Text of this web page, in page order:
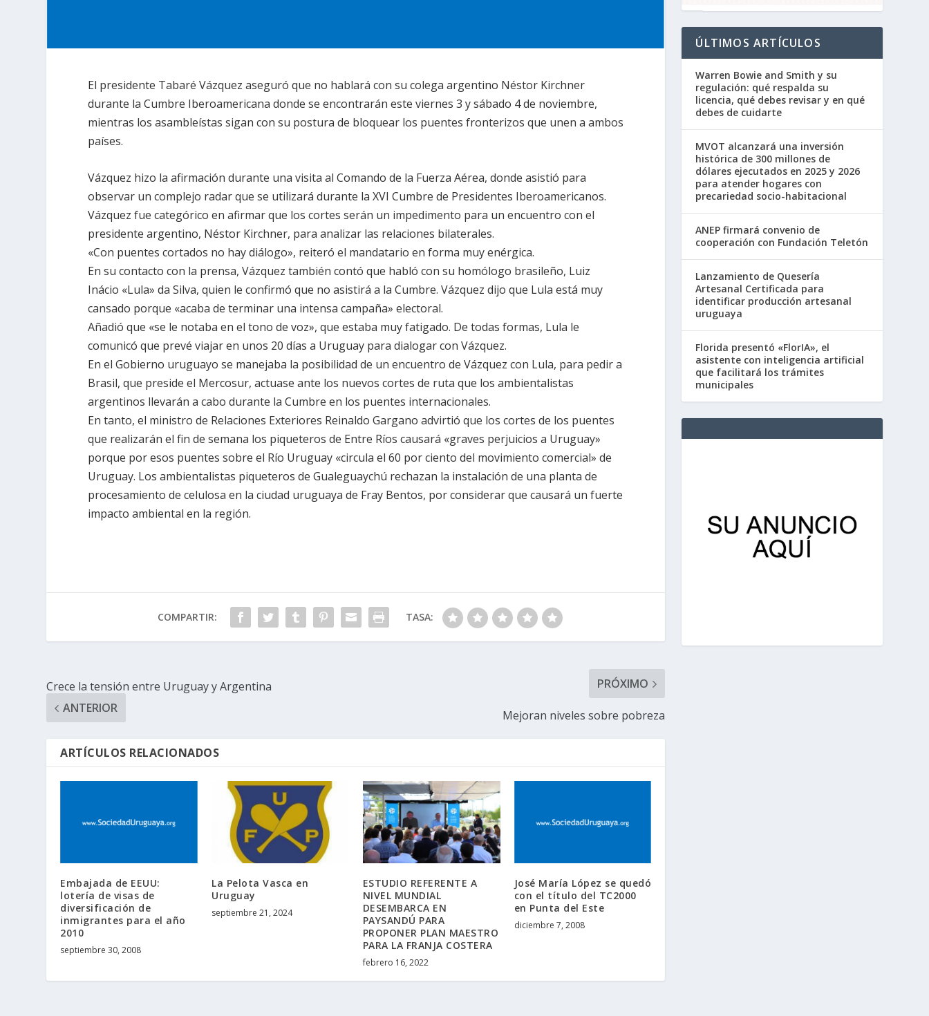
El presidente Tabaré Vázquez aseguró que no hablará con su colega argentino Néstor Kirchner
durante la Cumbre Iberoamericana donde se encontrarán este viernes 3 y sábado 4 de noviembre,
mientras los asambleístas sigan con su postura de bloquear los puentes fronterizos que unen a ambos
países.
Vázquez hizo la afirmación durante una visita al Comando de la Fuerza Aérea, donde asistió para
observar un complejo radar que se utilizará durante la XVI Cumbre de Presidentes Iberoamericanos.
Vázquez fue categórico en afirmar que los cortes serán un impedimento para un encuentro con el
presidente argentino, Néstor Kirchner, para analizar las relaciones bilaterales.
«Con puentes cortados no hay diálogo», reiteró el mandatario en forma muy enérgica.
En su contacto con la prensa, Vázquez también contó que habló con su homólogo brasileño, Luiz
Inácio «Lula» da Silva, quien le confirmó que no asistirá a la Cumbre. Vázquez dijo que Lula está muy
cansado porque «acaba de terminar una intensa campaña» electoral.
Añadió que «se le notaba en el tono de voz», que estaba muy fatigado. De todas formas, Lula le
comunicó que prevé viajar en unos 20 días a Uruguay para dialogar con Vázquez.
En el Gobierno uruguayo se manejaba la posibilidad de un encuentro de Vázquez con Lula, para pedir a
Brasil, que preside el Mercosur, actuase ante los nuevos cortes de ruta que los ambientalistas
argentinos llevarán a cabo durante la Cumbre en los puentes internacionales.
En tanto, el ministro de Relaciones Exteriores Reinaldo Gargano advirtió que los cortes de los puentes
que realizarán el fin de semana los piqueteros de Entre Ríos causará «graves perjuicios a Uruguay»
porque por esos puentes sobre el Río Uruguay «circula el 60 por ciento del movimiento comercial» de
Uruguay. Los ambientalistas piqueteros de Gualeguaychú rechazan la instalación de una planta de
procesamiento de celulosa en la ciudad uruguaya de Fray Bentos, por considerar que causará un fuerte
impacto ambiental en la región.
COMPARTIR: TASA:
Crece la tensión entre Uruguay y Argentina
ANTERIOR
PRÓXIMO
Mejoran niveles sobre pobreza
ARTÍCULOS RELACIONADOS
Embajada de EEUU:
lotería de visas de
diversificación de
inmigrantes para el año
2010
septiembre 30, 2008
La Pelota Vasca en
Uruguay
septiembre 21, 2024
ESTUDIO REFERENTE A
NIVEL MUNDIAL
DESEMBARCA EN
PAYSANDÚ PARA
PROPONER PLAN MAESTRO
PARA LA FRANJA COSTERA
febrero 16, 2022
José María López se quedó
con el título del TC2000
en Punta del Este
diciembre 7, 2008
ÚLTIMOS ARTÍCULOS
Warren Bowie and Smith y su
regulación: qué respalda su
licencia, qué debes revisar y en qué
debes de cuidarte
MVOT alcanzará una inversión
histórica de 300 millones de
dólares ejecutados en 2025 y 2026
para atender hogares con
precariedad socio-habitacional
ANEP firmará convenio de
cooperación con Fundación Teletón
Lanzamiento de Quesería
Artesanal Certificada para
identificar producción artesanal
uruguaya
Florida presentó «FlorIA», el
asistente con inteligencia artificial
que facilitará los trámites
municipales